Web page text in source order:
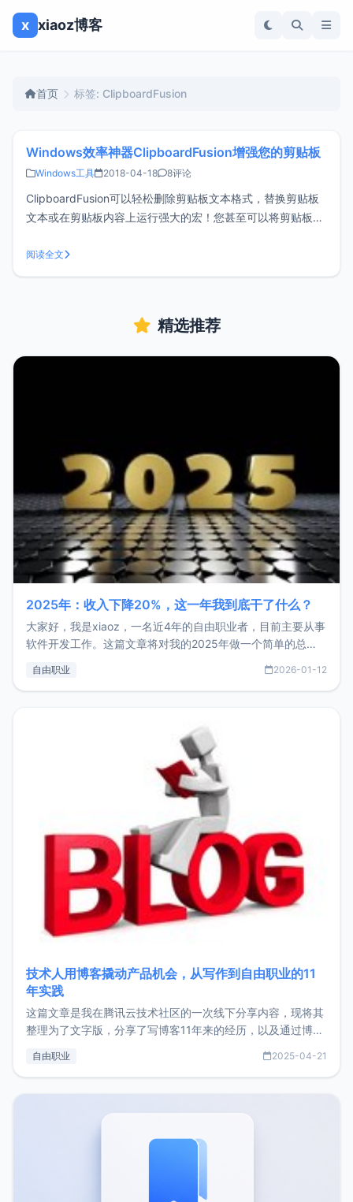
x xiaoz博客
首页 标签: ClipboardFusion
Windows效率神器ClipboardFusion增强您的剪贴板
Windows工具 2018-04-18 8评论
ClipboardFusion可以轻松删除剪贴板文本格式，替换剪贴板
文本或在剪贴板内容上运行强大的宏！您甚至可以将剪贴板与
字，希望ClipboardFusion能帮上大忙。ClipboardFusion主要
功能 管理多个剪贴板历史 清
阅读全文
精选推荐
2025年：收入下降20%，这一年我到底干了什么？
大家好，我是xiaoz，一名近4年的自由职业者，目前主要从事
软件开发工作。这篇文章将对我的2025年做一个简单的总
收入下降20%，但却过得很充实，2026年不求突破，但求保
自由职业 2026-01-12
技术人用博客撬动产品机会，从写作到自由职业的11
年实践
这篇文章是我在腾讯云技术社区的一次线下分享内容，现将其
整理为了文字版，分享了写博客11年来的经历，以及通过博客
了我的首个产品ImgURL的真实数据和产品现状。自我介绍大
自由职业 2025-04-21